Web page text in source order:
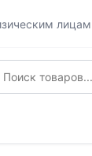
лицам